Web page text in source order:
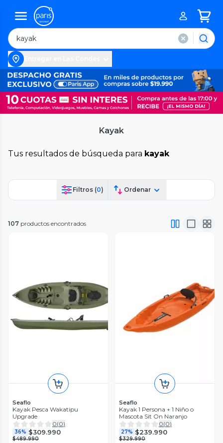
Kayak
Tus resultados de búsqueda para kayak
Filtros (0) Ordenar
107 productos encontrados
Seaflo
Kayak Pesca Wakatipu
Upgrade
0(0)
36% $309.990
$489.990
Seaflo
Kayak 1 Persona + 1 Niño o
Mascota Sit On Naranjo
0(0)
27% $239.990
$329.990